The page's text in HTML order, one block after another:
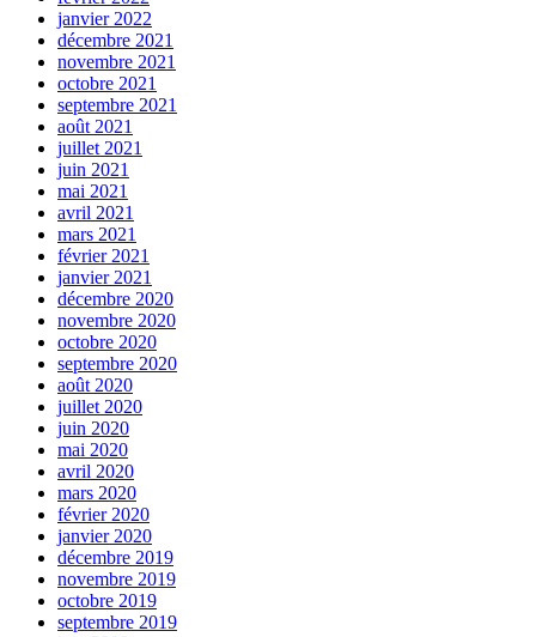
janvier 2022
décembre 2021
novembre 2021
octobre 2021
septembre 2021
août 2021
juillet 2021
juin 2021
mai 2021
avril 2021
mars 2021
février 2021
janvier 2021
décembre 2020
novembre 2020
octobre 2020
septembre 2020
août 2020
juillet 2020
juin 2020
mai 2020
avril 2020
mars 2020
février 2020
janvier 2020
décembre 2019
novembre 2019
octobre 2019
septembre 2019